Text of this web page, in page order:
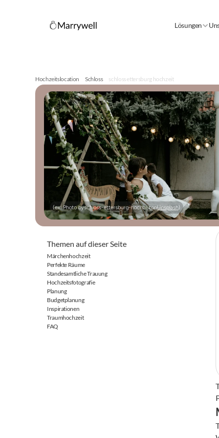
Lösungen
Hochzeitslocation Schloss schloss ettersburg hochzeit
(ex: Photo byschloss-ettersburg-hochzeitonUnsplash)
Themen auf dieser Seite
Märchenhochzeit
Perfekte Räume
Standesamtliche Trauung
Hochzeitsfotografie
Planung
Budgetplanung
Inspirationen
Traumhochzeit
FAQ